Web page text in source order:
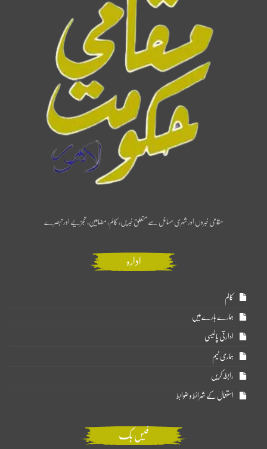
مقامی خبروں اور شہری مسائل سے متعلق خبریں، کالم، مضامین، تجزیے اور تبصرے
ادارہ
کالم
ہمارے بارے میں
ادارتی پالیسی
ہماری ٹیم
رابطہ کریں
استعمال کے شرائط و ضوابط
فیس بک